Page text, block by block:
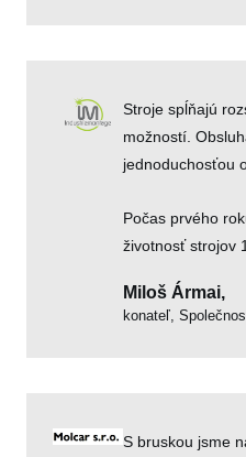
Stroje spĺňajú
možností.
jednoduchosťou
Počas prvého
životnosť strojov
Miloš Ármai,
konateľ,
S bruskou jsme